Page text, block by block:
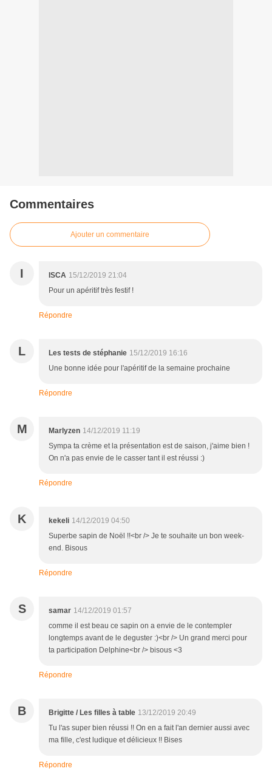
Commentaires
Ajouter un commentaire
I ISCA 15/12/2019 21:04
Pour un apéritif très festif !
Répondre
L Les tests de stéphanie 15/12/2019 16:16
Une bonne idée pour l'apéritif de la semaine prochaine
Répondre
M Marlyzen 14/12/2019 11:19
Sympa ta crème et la présentation est de saison, j'aime bien !
On n'a pas envie de le casser tant il est réussi :)
Répondre
K kekeli 14/12/2019 04:50
Superbe sapin de Noël !!<br /> Je te souhaite un bon week-
end. Bisous
Répondre
S samar 14/12/2019 01:57
comme il est beau ce sapin on a envie de le contempler
longtemps avant de le deguster :)<br /> Un grand merci pour
ta participation Delphine<br /> bisous <3
Répondre
B Brigitte / Les filles à table 13/12/2019 20:49
Tu l'as super bien réussi !! On en a fait l'an dernier aussi avec
ma fille, c'est ludique et délicieux !! Bises
Répondre